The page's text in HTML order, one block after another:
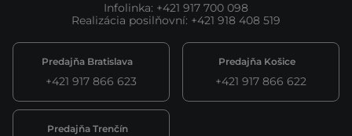
Infolinka: +421 917 700 098
Realizácia posilňovní: +421 918 408 519
Predajňa Bratislava
+421 917 866 623
Predajňa Košice
+421 917 866 622
Predajňa Trenčín